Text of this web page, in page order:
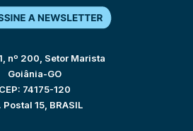
nº 200, Setor Marista
Goiânia-GO
CEP: 74175-120
Postal 15, BRASIL